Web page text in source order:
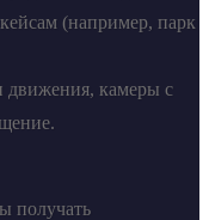
(например, парк
движения, камеры с
получать